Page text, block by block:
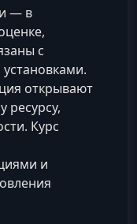
— в
с
открывают
ресурсу,
Курс
и